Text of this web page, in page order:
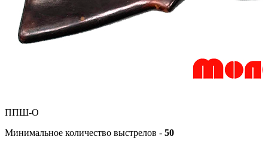
ППШ-О
Минимальное количество выстрелов - 50